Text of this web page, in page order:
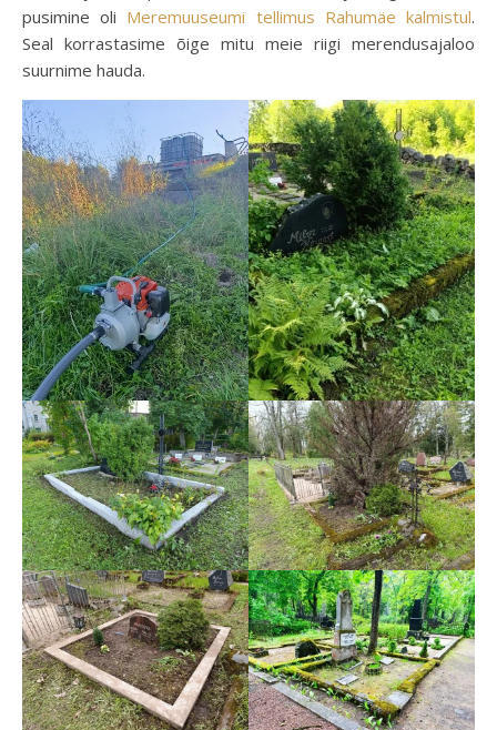
pusimine oli Meremuuseumi tellimus Rahumäe kalmistul.
Seal korrastasime õige mitu meie riigi merendusajaloo
suurnime hauda.